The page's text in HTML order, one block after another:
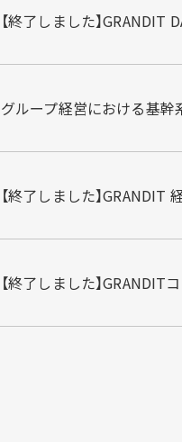
【終了しました】GRANDIT
グループ経営における基幹
【終了しました】
【終了しました】